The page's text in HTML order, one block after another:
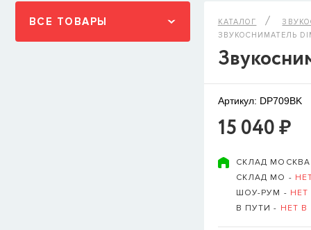
ВСЕ ТОВАРЫ КАТАЛОГ
ЗВУКОСНИМАТЕЛЬ
Артикул: DP709BK
15 040 ₽
СКЛАД
СКЛАД МО -
ШОУ-РУМ -
В ПУТИ - НЕТ